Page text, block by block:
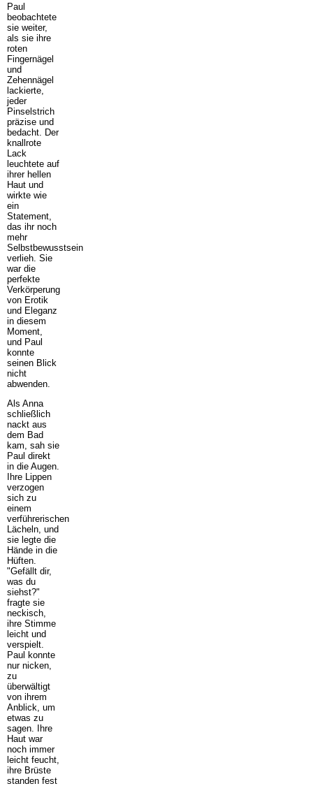
Paul
beobachtete
sie weiter,
als sie ihre
roten
Fingernägel
und
Zehennägel
lackierte,
jeder
Pinselstrich
präzise und
bedacht. Der
knallrote
Lack
leuchtete auf
ihrer hellen
Haut und
wirkte wie
ein
Statement,
das ihr noch
mehr
Selbstbewusstsein
verlieh. Sie
war die
perfekte
Verkörperung
von Erotik
und Eleganz
in diesem
Moment,
und Paul
konnte
seinen Blick
nicht
abwenden.
Als Anna
schließlich
nackt aus
dem Bad
kam, sah sie
Paul direkt
in die Augen.
Ihre Lippen
verzogen
sich zu
einem
verführerischen
Lächeln, und
sie legte die
Hände in die
Hüften.
"Gefällt dir,
was du
siehst?"
fragte sie
neckisch,
ihre Stimme
leicht und
verspielt.
Paul konnte
nur nicken,
zu
überwältigt
von ihrem
Anblick, um
etwas zu
sagen. Ihre
Haut war
noch immer
leicht feucht,
ihre Brüste
standen fest